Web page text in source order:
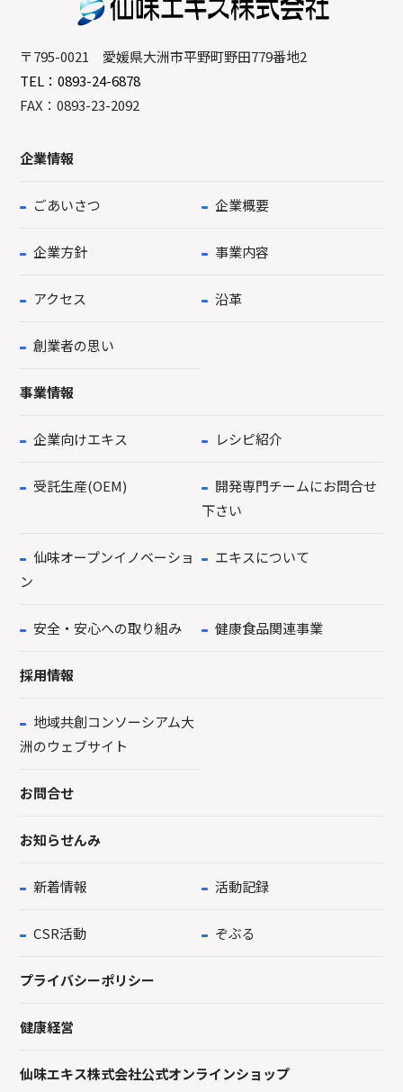
〒795-0021 愛媛県大洲市平野町野田779番地2
TEL：0893-24-6878
FAX：0893-23-2092
企業情報
ごあいさつ 企業概要
企業方針 事業内容
アクセス 沿革
創業者の思い
事業情報
企業向けエキス レシピ紹介
受託生産(OEM)
開発専門チームにお問合せ
下さい
仙味オープンイノベーショ
ン
エキスについて
安全・安心への取り組み 健康食品関連事業
採用情報
地域共創コンソーシアム大
洲のウェブサイト
お問合せ
お知らせんみ
新着情報 活動記録
CSR活動 ぞぶる
プライバシーポリシー
健康経営
仙味エキス株式会社公式オンラインショップ